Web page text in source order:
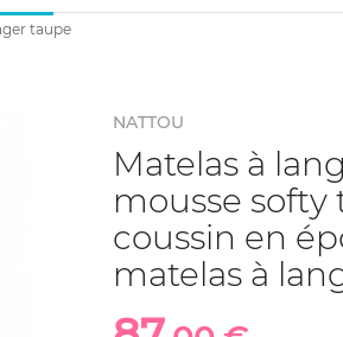
taupe
NATTOU
Matelas à
mousse softy
coussin en
matelas à